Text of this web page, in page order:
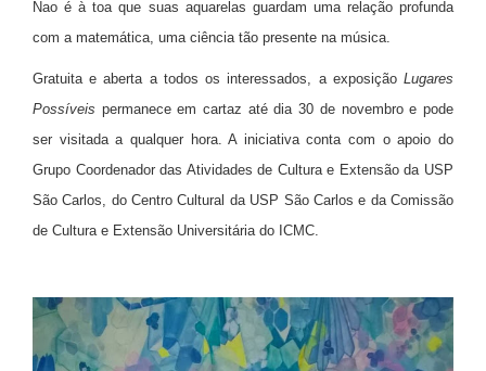
Nao é à toa que suas aquarelas guardam uma relação profunda
com a matemática, uma ciência tão presente na música.
Gratuita e aberta a todos os interessados, a exposição Lugares
Possíveis permanece em cartaz até dia 30 de novembro e pode
ser visitada a qualquer hora. A iniciativa conta com o apoio do
Grupo Coordenador das Atividades de Cultura e Extensão da USP
São Carlos, do Centro Cultural da USP São Carlos e da Comissão
de Cultura e Extensão Universitária do ICMC.